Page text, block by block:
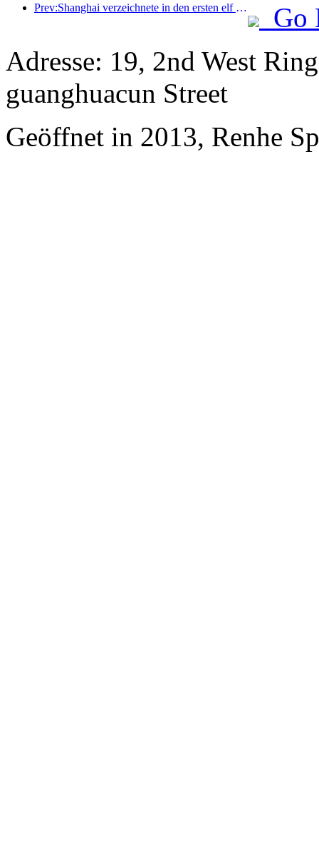
Prev:Shanghai verzeichnete in den ersten elf Monaten des Jahres 8,282 Millionen ankommende Touristen und übertraf damit die anfänglichen Erwartungen.
Go
Adresse: 19, 2nd West
guanghuacun Street
Geöffnet in 2013, Renhe